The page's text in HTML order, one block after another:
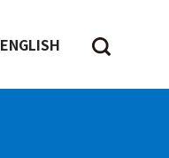
ENGLISH